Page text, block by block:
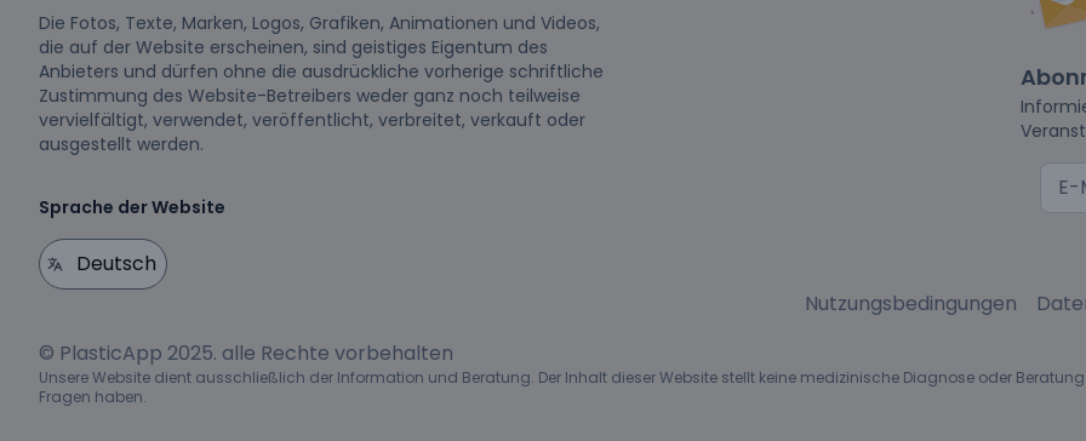
Die Fotos, Texte, Marken, Logos, Grafiken, Animationen und Videos,
die auf der Website erscheinen, sind geistiges Eigentum des
Anbieters und dürfen ohne die ausdrückliche vorherige schriftliche
Zustimmung des Website-Betreibers weder ganz noch teilweise
vervielfältigt, verwendet, veröffentlicht, verbreitet, verkauft oder
ausgestellt werden.
Sprache der Website
Nutzungsbedingungen
© PlasticApp 2025. alle Rechte vorbehalten
Unsere Website dient ausschließlich der Information und Beratung. Der Inhalt dieser Website stellt keine medizinische Diagnose oder
Fragen haben.